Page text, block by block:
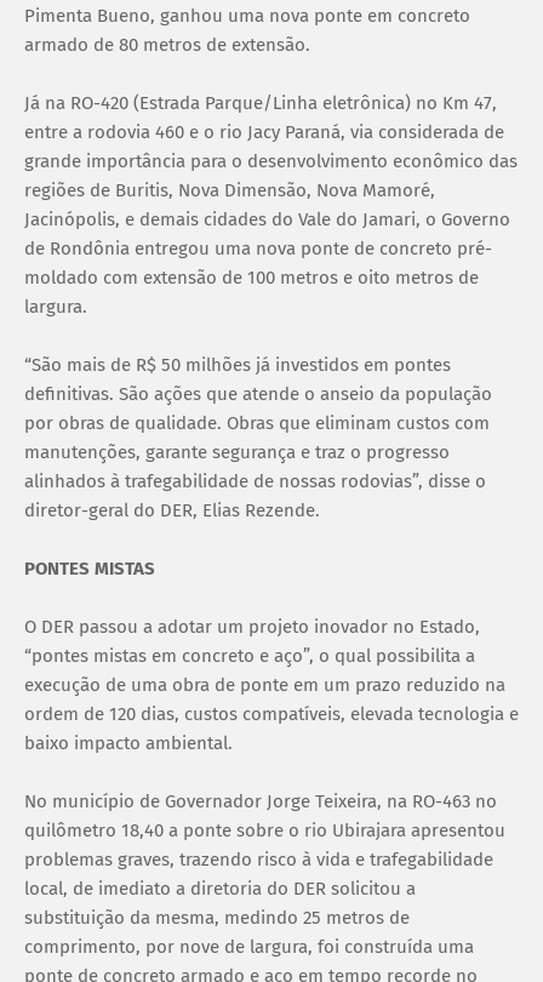
Pimenta Bueno, ganhou uma nova ponte em concreto
armado de 80 metros de extensão.
Já na RO-420 (Estrada Parque/Linha eletrônica) no Km 47,
entre a rodovia 460 e o rio Jacy Paraná, via considerada de
grande importância para o desenvolvimento econômico das
regiões de Buritis, Nova Dimensão, Nova Mamoré,
Jacinópolis, e demais cidades do Vale do Jamari, o Governo
de Rondônia entregou uma nova ponte de concreto pré-
moldado com extensão de 100 metros e oito metros de
largura.
“São mais de R$ 50 milhões já investidos em pontes
definitivas. São ações que atende o anseio da população
por obras de qualidade. Obras que eliminam custos com
manutenções, garante segurança e traz o progresso
alinhados à trafegabilidade de nossas rodovias”, disse o
diretor-geral do DER, Elias Rezende.
PONTES MISTAS
O DER passou a adotar um projeto inovador no Estado,
“pontes mistas em concreto e aço”, o qual possibilita a
execução de uma obra de ponte em um prazo reduzido na
ordem de 120 dias, custos compatíveis, elevada tecnologia e
baixo impacto ambiental.
No município de Governador Jorge Teixeira, na RO-463 no
quilômetro 18,40 a ponte sobre o rio Ubirajara apresentou
problemas graves, trazendo risco à vida e trafegabilidade
local, de imediato a diretoria do DER solicitou a
substituição da mesma, medindo 25 metros de
comprimento, por nove de largura, foi construída uma
ponte de concreto armado e aço em tempo recorde no